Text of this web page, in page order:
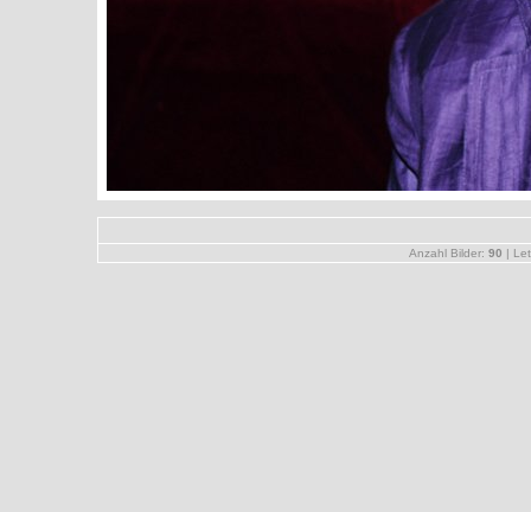
Anzahl Bilder: 90 |